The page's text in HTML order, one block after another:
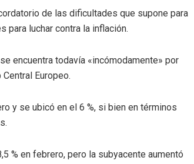
de las dificultades que supone para
para luchar contra la inflación.
encuentra todavía «incómodamente» por
Europeo.
y se ubicó en el 6 %, si bien en términos
% en febrero, pero la subyacente aumentó